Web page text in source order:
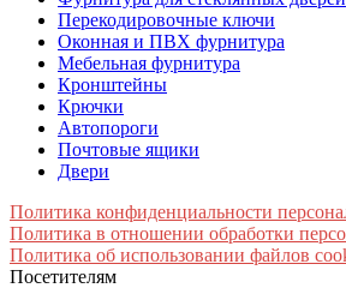
Перекодировочные ключи
Оконная и ПВХ фурнитура
Мебельная фурнитура
Кронштейны
Крючки
Автопороги
Почтовые ящики
Двери
Политика конфиденциальности
Политика в отношении обработки
Политика об использовании файлов
Посетителям